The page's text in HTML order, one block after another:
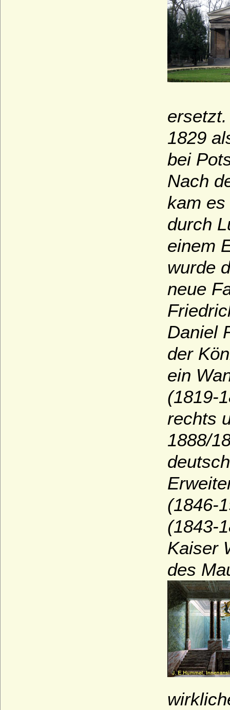
1829
bei
Nach
kam es
durch
einem
wurde
neue
Daniel
der
ein
(1819-
rechts
1888/
(1846-
(1843-
Kaiser
des